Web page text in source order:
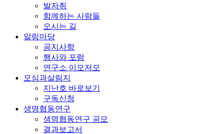
발자취
함께하는 사람들
오시는 길
알림마당
공지사항
행사와 포럼
연구소 이모저모
모심과살림지
지난호 바로보기
구독신청
생명협동연구
생명협동연구 공모
결과보고서